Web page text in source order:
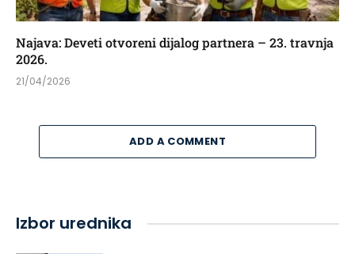
Najava: Deveti otvoreni dijalog partnera – 23. travnja
2026.
21/04/2026
ADD A COMMENT
Izbor urednika